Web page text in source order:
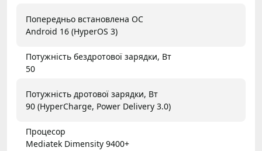
Попередньо встановлена ОС
Android 16 (HyperOS 3)
Потужність бездротової зарядки, Вт
50
Потужність дротової зарядки, Вт
90 (HyperCharge, Power Delivery 3.0)
Процесор
Mediatek Dimensity 9400+